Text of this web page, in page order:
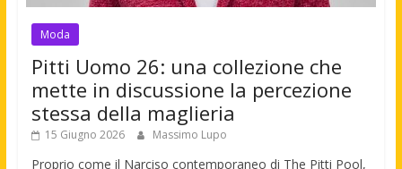
Moda
Pitti Uomo 26: una collezione che
mette in discussione la percezione
stessa della maglieria
15 Giugno 2026 Massimo Lupo
Proprio come il Narciso contemporaneo di The Pitti Pool,